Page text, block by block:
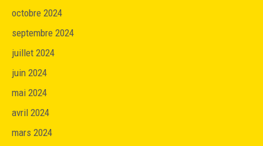
octobre 2024
septembre 2024
juillet 2024
juin 2024
mai 2024
avril 2024
mars 2024